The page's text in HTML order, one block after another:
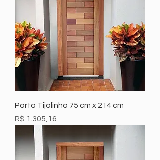
Porta Tijolinho 75 cm x 214 cm
Preço
R$ 1.305,16